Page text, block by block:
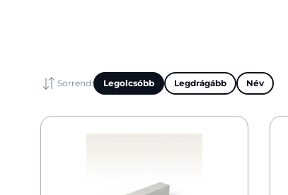
Sorrend: Legolcsóbb Legdrágább Név